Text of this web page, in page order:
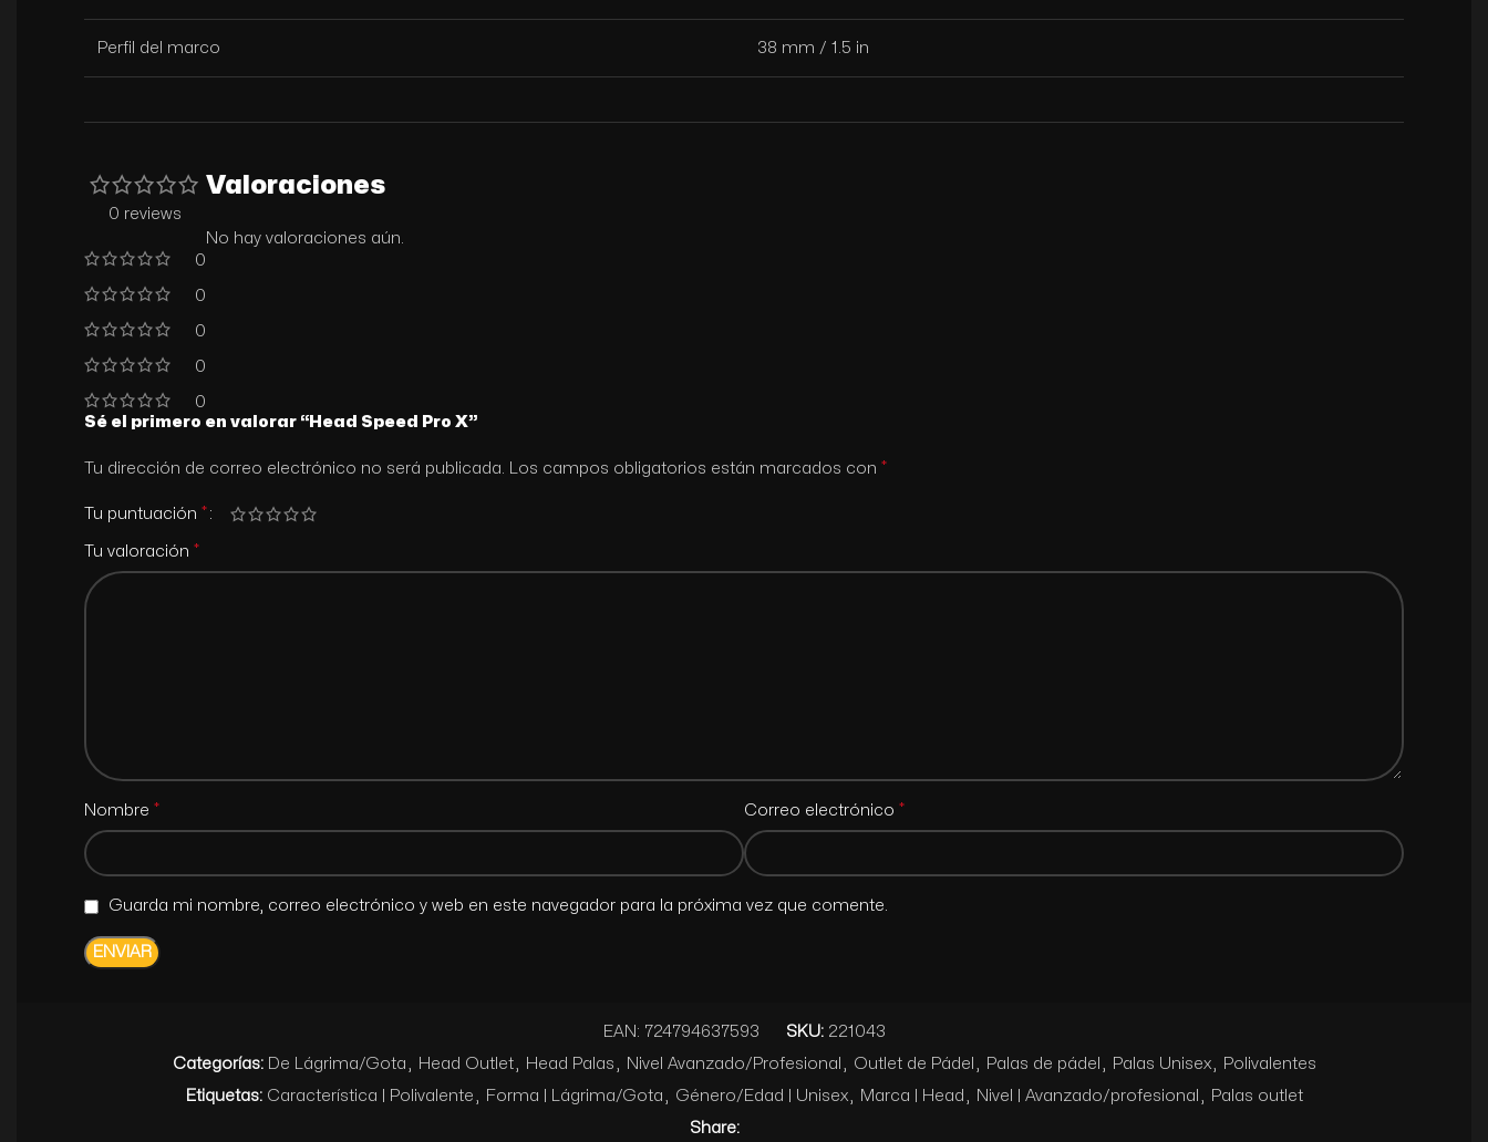
Perfil del marco 38 mm / 1.5 in
0 reviews
0
0
0
0
0
Valoraciones
No hay valoraciones aún.
Sé el primero en valorar “Head Speed Pro X”
Tu dirección de correo electrónico no será publicada. Los campos obligatorios están marcados con *
Tu puntuación *
Tu valoración *
Nombre * Correo electrónico *
Guarda mi nombre, correo electrónico y web en este navegador para la próxima vez que comente.
EAN: 724794637593 SKU: 221043
Categorías: De Lágrima/Gota , Head Outlet, Head Palas , Nivel Avanzado/Profesional , Outlet de Pádel , Palas de pádel , Palas Unisex, Polivalentes
Etiquetas: Característica | Polivalente , Forma | Lágrima/Gota , Género/Edad | Unisex, Marca | Head , Nivel | Avanzado/profesional , Palas outlet
Share: